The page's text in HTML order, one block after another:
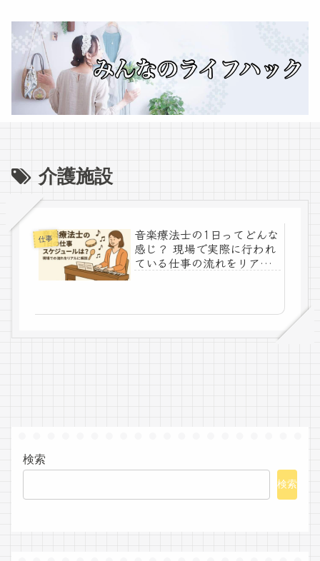
介護施設
仕事
音楽療法士の1日ってどんな
感じ？ 現場で実際に行われ
ている仕事の流れをリアル
検索
検索